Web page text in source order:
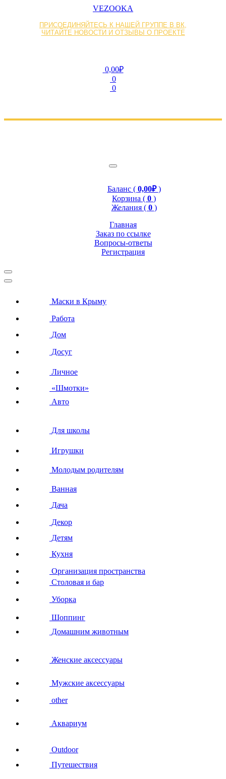
VEZOOKA
ПРИСОЕДИНЯЙТЕСЬ К НАШЕЙ ГРУППЕ В ВК,
ЧИТАЙТЕ НОВОСТИ И ОТЗЫВЫ О ПРОЕКТЕ
0,00₽
0
0
Баланс ( 0,00₽)
Корзина ( 0 )
Желания ( 0 )
Главная
Заказ по ссылке
Вопросы-ответы
Регистрация
Маски в Крыму
Работа
Дом
Досуг
Личное
«Шмотки»
Авто
Для школы
Игрушки
Молодым родителям
Ванная
Дача
Декор
Детям
Кухня
Организация пространства
Столовая и бар
Уборка
Шоппинг
Домашним животным
Женские аксессуары
Мужские аксессуары
other
Аквариум
Outdoor
Путешествия